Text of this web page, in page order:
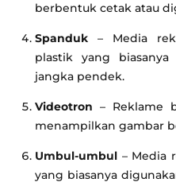
berbentuk cetak atau
Spanduk – Media
plastik yang
jangka pendek.
Videotron – Reklame
menampilkan gambar
Umbul-umbul – Media
yang biasanya